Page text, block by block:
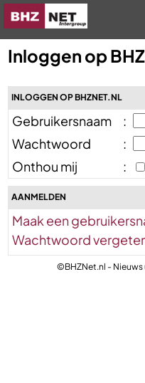
Inloggen op
INLOGGEN OP BHZNET.NL
Gebruikersnaam
:
Wachtwoord
:
Onthou mij
:
AANMELDEN
Maak een
Wachtwoord
©BHZNet.nl - Nieuws